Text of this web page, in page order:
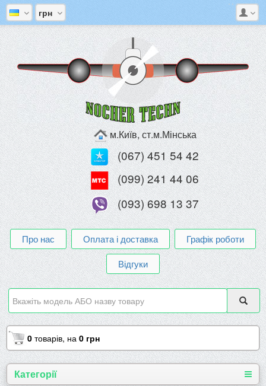
грн
м.Київ, ст.м.Мінська
(067) 451 54 42
(099) 241 44 06
(093) 698 13 37
Про нас Оплата і доставка
Графік роботи
Відгуки
0 товарів, на 0 грн
Категорії